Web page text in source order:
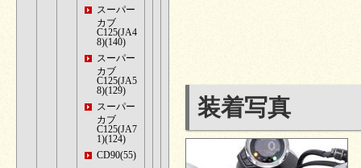
スーパー
カブ
C125(JA4
8)(140)
スーパー
カブ
C125(JA5
8)(129)
スーパー
カブ
C125(JA7
1)(124)
CD90(55)
装着写真